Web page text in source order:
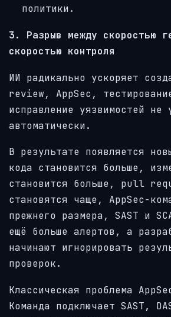
политики.
3. Разрыв между скоростью
скоростью контроля
ИИ радикально ускоряет
review, AppSec,
исправление уязвимостей не
автоматически.
В результате появляется
кода становится больше,
становится больше, pull
становятся чаще, AppSec-
прежнего размера, SAST и
ещё больше алертов, а
начинают игнорировать
проверок.
Классическая проблема
Команда подключает SAST,